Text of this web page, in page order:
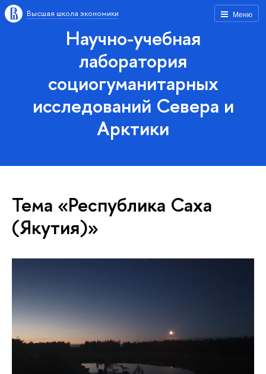
Меню
Высшая школа экономики
Научно-учебная
лаборатория
социогуманитарных
исследований Севера и
Арктики
Тема «Республика Саха
(Якутия)»